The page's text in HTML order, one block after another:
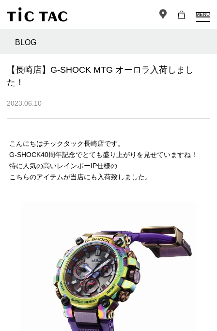
MENU
BLOG
【長崎店】G-SHOCK MTG オーロラ入荷しまし
た！
2023.06.10
こんにちはチックタック長崎店です。
G-SHOCK40周年記念でとても盛り上がりを見せていますね！
特に人気の高いレインボーIP仕様の
こちらのアイテムが当店にも入荷致しました。